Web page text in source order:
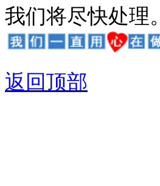
我们将尽快处理。
返回顶部